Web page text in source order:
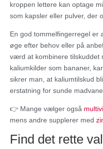
kroppen lettere kan optage
som kapsler eller pulver, der
En god tommelfingerregel er
øge efter behov eller på
værd at kombinere tilskuddet
kaliumkilder som bananer,
sikrer man, at kaliumtilskud
erstatning for sunde
👉 Mange vælger også
mens andre supplerer med
Find det rette